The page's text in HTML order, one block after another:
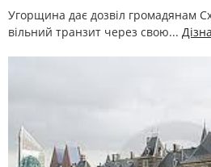
Угорщина дає дозвіл громадянам
вільний транзит через свою...